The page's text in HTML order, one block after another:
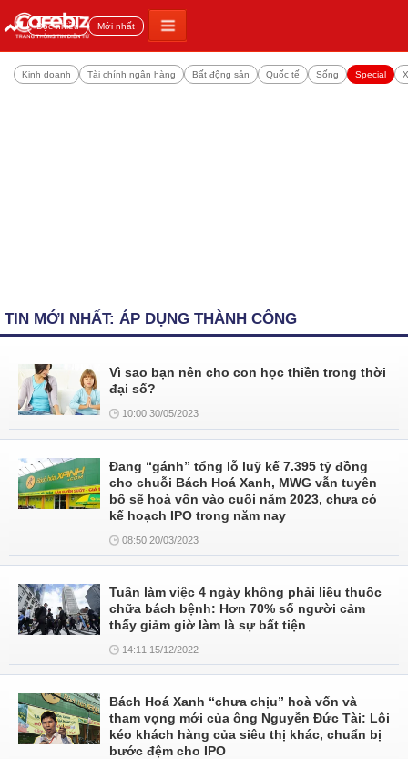
Đọc nhiều Mới nhất
Kinh doanh Tài chính ngân hàng Bất động sản Quốc tế Sống Special
TIN MỚI NHẤT: ÁP DỤNG THÀNH CÔNG
Vì sao bạn nên cho con học thiền trong thời
đại số?
10:00 30/05/2023
Đang “gánh” tổng lỗ luỹ kế 7.395 tỷ đồng
cho chuỗi Bách Hoá Xanh, MWG vẫn tuyên
bố sẽ hoà vốn vào cuối năm 2023, chưa có
kế hoạch IPO trong năm nay
08:50 20/03/2023
Tuần làm việc 4 ngày không phải liều thuốc
chữa bách bệnh: Hơn 70% số người cảm
thấy giảm giờ làm là sự bất tiện
14:11 15/12/2022
Bách Hoá Xanh “chưa chịu” hoà vốn và
tham vọng mới của ông Nguyễn Đức Tài: Lôi
kéo khách hàng của siêu thị khác, chuẩn bị
bước đệm cho IPO